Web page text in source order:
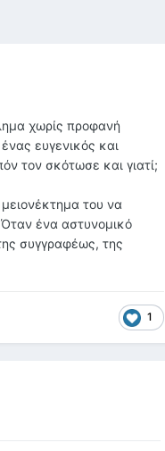
χωρίς προφανή
ευγενικός και
τον σκότωσε και γιατί;
του να
Όταν ένα αστυνομικό
συγγραφέως, της
1